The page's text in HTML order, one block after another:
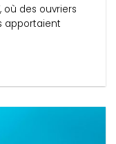
des ouvriers
apportaient